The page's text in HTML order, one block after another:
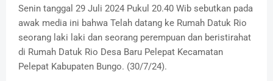
Senin tanggal 29 Juli 2024 Pukul 20.40 Wib sebutkan pada
awak media ini bahwa Telah datang ke Rumah Datuk Rio
seorang laki laki dan seorang perempuan dan beristirahat
di Rumah Datuk Rio Desa Baru Pelepat Kecamatan
Pelepat Kabupaten Bungo. (30/7/24).